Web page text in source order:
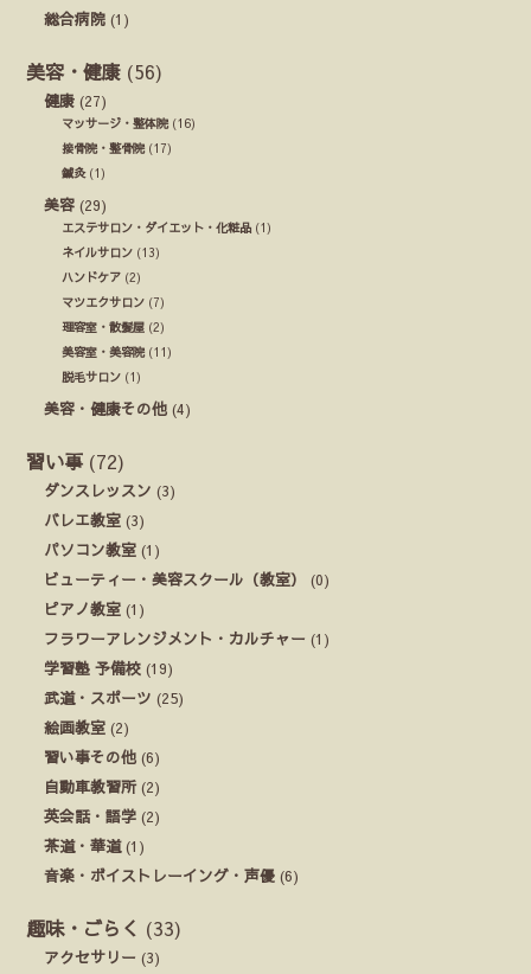
総合病院 (1)
美容・健康 (56)
健康 (27)
マッサージ・整体院(16)
接骨院・整骨院(17)
鍼灸(1)
美容 (29)
エステサロン・ダイエット・化粧品 (1)
ネイルサロン (13)
ハンドケア (2)
マツエクサロン (7)
理容室・散髪屋 (2)
美容室・美容院(11)
脱毛サロン (1)
美容・健康その他 (4)
習い事 (72)
ダンスレッスン (3)
バレエ教室 (3)
パソコン教室 (1)
ビューティー・美容スクール（教室）
(0)
ピアノ教室 (1)
フラワーアレンジメント・カルチャー (1)
学習塾 予備校 (19)
武道・スポーツ (25)
絵画教室 (2)
習い事その他 (6)
自動車教習所(2)
英会話・語学 (2)
茶道・華道(1)
音楽・ボイストレーイング・声優 (6)
趣味・ごらく (33)
アクセサリー (3)